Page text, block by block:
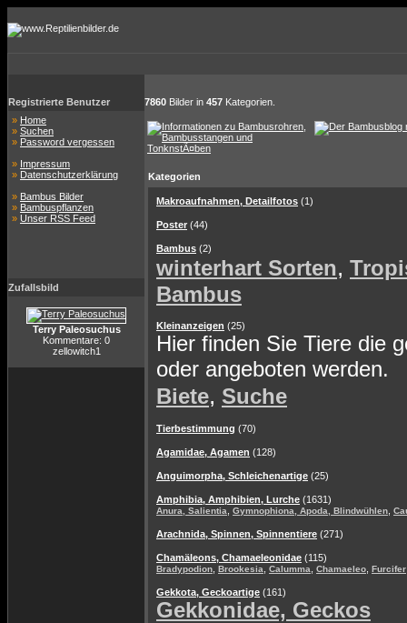
Registrierte Benutzer
» Home
» Suchen
» Password vergessen
» Impressum
» Datenschutzerklärung
» Bambus Bilder
» Bambuspflanzen
» Unser RSS Feed
Zufallsbild
Terry Paleosuchus
Kommentare: 0
zellowitch1
7860 Bilder in 457 Kategorien.
Kategorien
Makroaufnahmen, Detailfotos (1)
Poster (44)
Bambus (2)
winterhart Sorten,
Bambus
Kleinanzeigen (25)
Hier finden Sie Tiere die
oder angeboten werden.
Biete, Suche
Tierbestimmung (70)
Agamidae, Agamen (128)
Anguimorpha, Schleichenartige (25)
Amphibia, Amphibien, Lurche (1631)
Anura, Salientia Gymnophiona, Apoda, Blindwühlen
Arachnida, Spinnen, Spinnentiere (271)
Chamäleons, Chamaeleonidae (115)
Bradypodion Brookesia Calumma Chamaeleo Furcifer
Gekkota, Geckoartige (161)
Gekkonidae, Geckos